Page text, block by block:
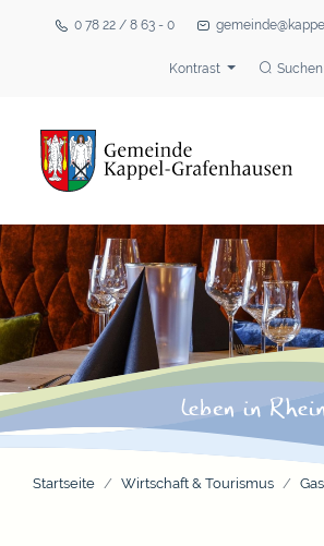
0 78 22 / 8 63 - 0
Kontrast Suchen
Startseite Wirtschaft & Tourismus